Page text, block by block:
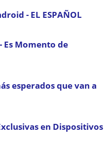
- EL ESPAÑOL
Es Momento de
esperados que van a
en Dispositivos